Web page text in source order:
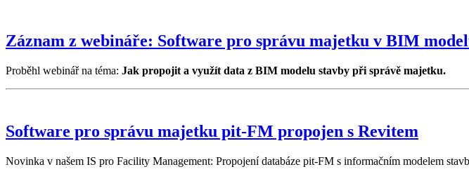
Záznam z webináře: Software pro správu majetku v BIM
Proběhl webinář na téma: Jak propojit a využít data z BIM modelu stavby při správě majetku.
Software pro správu majetku pit-FM propojen s Revitem
Novinka v našem IS pro Facility Management: Propojení databáze pit-FM s informačním modelem